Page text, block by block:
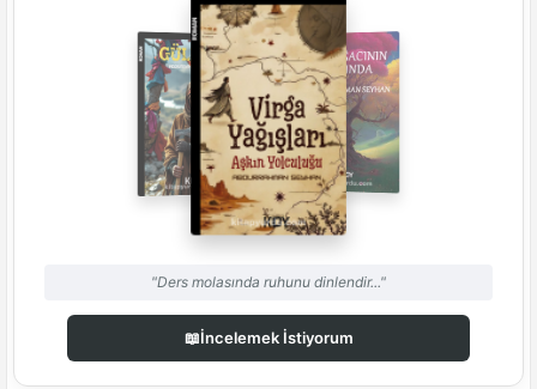
"Ders molasında ruhunu dinlendir..."
📖İncelemek İstiyorum